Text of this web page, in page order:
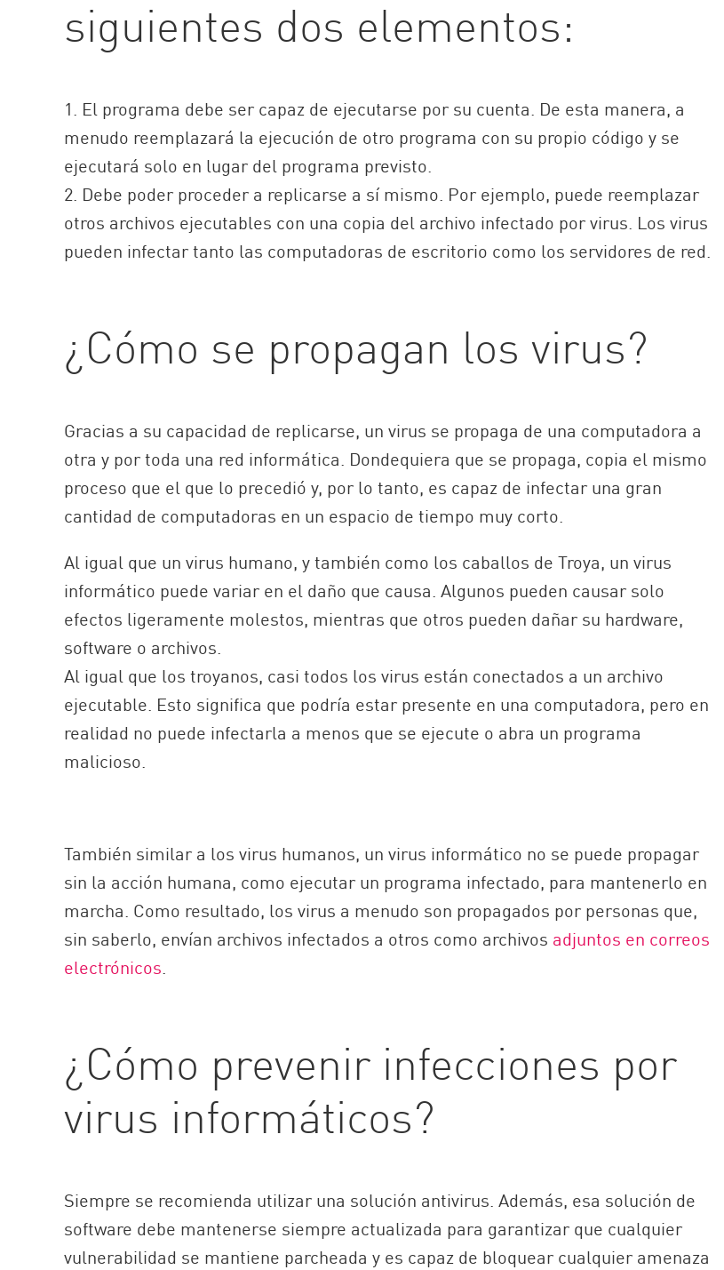
AI Agent Security
siguientes dos elementos:
1. El programa debe ser capaz de ejecutarse por su cuenta. De esta manera, a
menudo reemplazará la ejecución de otro programa con su propio código y se
ejecutará solo en lugar del programa previsto.
2. Debe poder proceder a replicarse a sí mismo. Por ejemplo, puede reemplazar
otros archivos ejecutables con una copia del archivo infectado por virus. Los virus
pueden infectar tanto las computadoras de escritorio como los servidores de red.
¿Cómo se propagan los virus?
Gracias a su capacidad de replicarse, un virus se propaga de una computadora a
otra y por toda una red informática. Dondequiera que se propaga, copia el mismo
proceso que el que lo precedió y, por lo tanto, es capaz de infectar una gran
cantidad de computadoras en un espacio de tiempo muy corto.
Al igual que un virus humano, y también como los caballos de Troya, un virus
informático puede variar en el daño que causa. Algunos pueden causar solo
efectos ligeramente molestos, mientras que otros pueden dañar su hardware,
software o archivos.
Al igual que los troyanos, casi todos los virus están conectados a un archivo
ejecutable. Esto significa que podría estar presente en una computadora, pero en
realidad no puede infectarla a menos que se ejecute o abra un programa
malicioso.
También similar a los virus humanos, un virus informático no se puede propagar
sin la acción humana, como ejecutar un programa infectado, para mantenerlo en
marcha. Como resultado, los virus a menudo son propagados por personas que,
sin saberlo, envían archivos infectados a otros como archivos adjuntos en correos
electrónicos
¿Cómo prevenir infecciones por
virus informáticos?
Siempre se recomienda utilizar una solución antivirus. Además, esa solución de
software debe mantenerse siempre actualizada para garantizar que cualquier
vulnerabilidad se mantiene parcheada y es capaz de bloquear cualquier amenaza